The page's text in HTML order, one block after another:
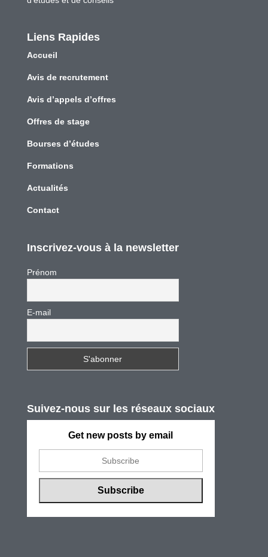
Liens Rapides
Accueil
Avis de recrutement
Avis d’appels d’offres
Offres de stage
Bourses d’études
Formations
Actualités
Contact
Inscrivez-vous à la newsletter
Prénom
E-mail
Suivez-nous sur les réseaux sociaux
Get new posts by email